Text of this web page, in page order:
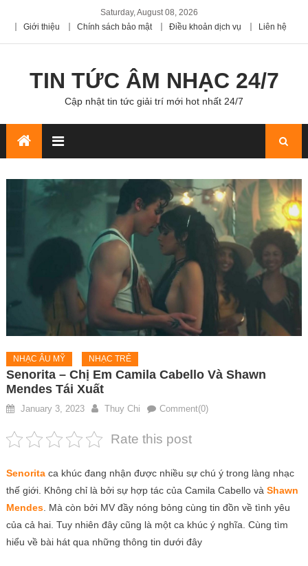
Saturday, August 08, 2026
Giới thiệu
Chính sách bảo mật Điều khoản dịch vụ Liên hệ
TIN TỨC ÂM NHẠC 24/7
Cập nhật tin tức giải trí mới hot nhất 24/7
NHẠC ÂU MỸ NHẠC TRẺ
Senorita – Chị Em Camila Cabello Và Shawn
Mendes Tái Xuất
January 3, 2023 Thuy Chi Comment(0)
Rate this post
Senorita ca khúc đang nhận được nhiều sự chú ý trong làng nhạc
thế giới. Không chỉ là bởi sự hợp tác của Camila Cabello và Shawn
Mendes. Mà còn bởi MV đầy nóng bỏng cùng tin đồn về tình yêu
của cả hai. Tuy nhiên đây cũng là một ca khúc ý nghĩa. Cùng tìm
hiểu về bài hát qua những thông tin dưới đây